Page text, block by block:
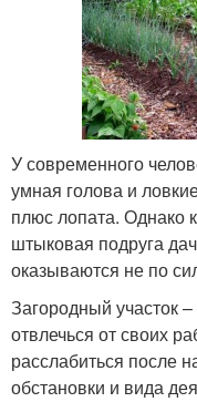
У современного
умная голова и
плюс лопата. Однако
штыковая подруга
оказываются не по
Загородный участок
отвлечься от своих
расслабиться после
обстановки и вида